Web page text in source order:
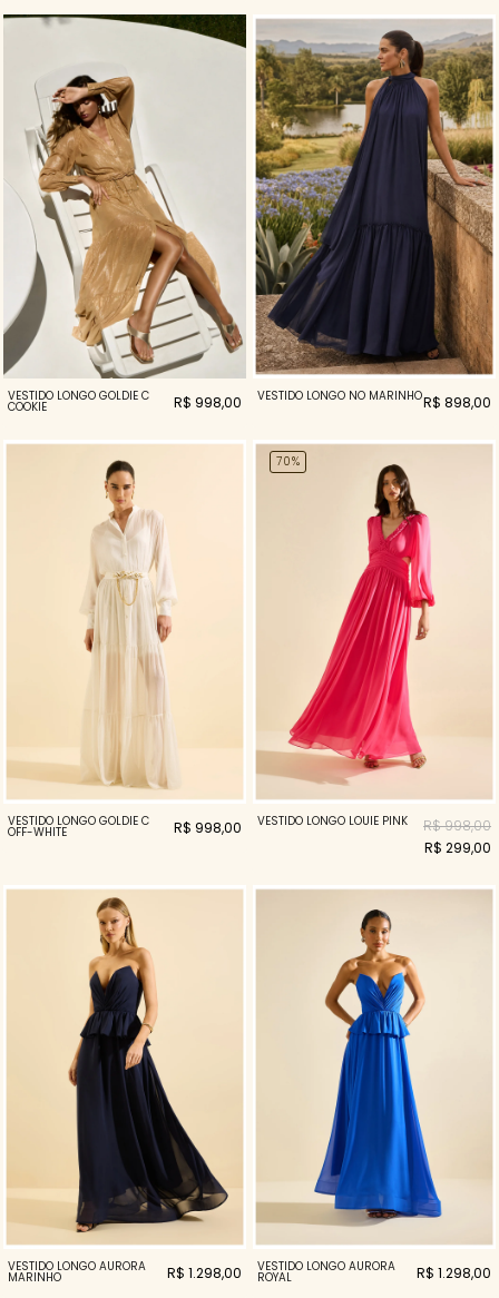
VESTIDO LONGO GOLDIE C
COOKIE R$ 998,00 VESTIDO LONGO NÓ MARINHOR$ 898,00
VESTIDO LONGO GOLDIE C
OFF-WHITE R$ 998,00
70%
VESTIDO LONGO LOUIE PINK
R$ 998,00
R$ 299,00
VESTIDO LONGO AURORA
MARINHO R$ 1.298,00 VESTIDO LONGO AURORA
ROYAL R$ 1.298,00